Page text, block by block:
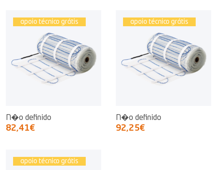
apoio técnico grátis
N�o definido
82,41€
apoio técnico grátis
N�o definido
92,25€
apoio técnico grátis